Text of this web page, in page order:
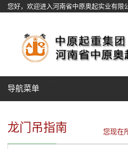
您好，欢迎进入河南省中原奥起实业有限
导航菜单
龙门吊指南 您现在